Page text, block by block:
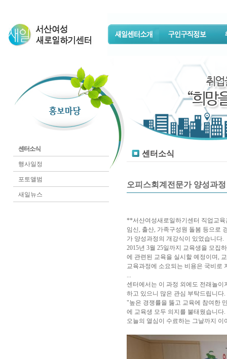
센터소식
행사일정
포토앨범
새일뉴스
센터소식
오피스회계전문가 양성과
**서산여성새로일하기센터 직업교
임신, 출산, 가족구성원 돌봄 등으로
가 양성과정의 개강식이 있었습니다.
2015년 3월 25일까지 교육생을 모집
에 관련된 교육을 실시할 예정이며,
교육과정에 소요되는 비용은 국비로
...
센터에서는 이 과정 외에도 전래놀
하고 있으니 많은 관심 부탁드립니다.
"높은 경쟁률을 뚫고 교육에 참여한
에 교육생 모두 의지를 불태웠습니다.
오늘의 열심이 수료하는 그날까지 이